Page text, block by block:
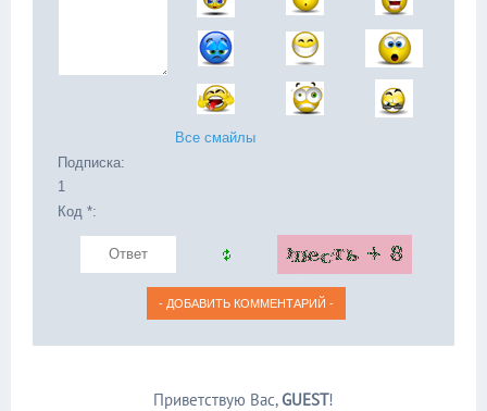
Все смайлы
Подписка:
1
Код *:
Приветствую Вас, GUEST!